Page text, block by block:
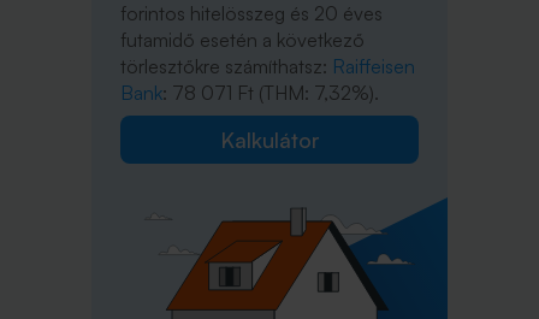
forintos hitelösszeg és 20 éves
futamidő esetén a következő
törlesztőkre számíthatsz: Raiffeisen
Bank: 78 071 Ft (THM: 7,32%).
Kalkulátor